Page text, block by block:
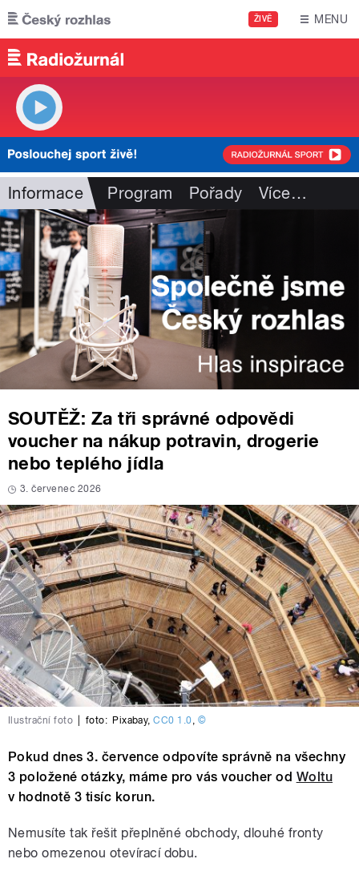
Přejít k hlavnímu obsahu
ŽIVĚ MENU
Informace Program Pořady Více…
SOUTĚŽ: Za tři správné odpovědi
voucher na nákup potravin, drogerie
nebo teplého jídla
3. červenec 2026
Ilustrační foto foto: Pixabay,CC0 1.0 ©
Pokud dnes 3. července odpovíte správně na všechny
3 položené otázky, máme pro vás voucher od Woltu
v hodnotě 3 tisíc korun.
Nemusíte tak řešit přeplněné obchody, dlouhé fronty
nebo omezenou otevírací dobu.